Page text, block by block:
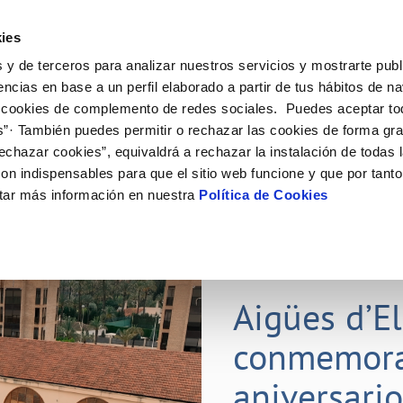
y de terceros para analizar nuestros servicios y mostrarte
en base a un perfil elaborado a partir de tus hábitos de
de complemento de redes sociales. Puedes aceptar
También puedes permitir o rechazar las cookies de forma
cookies”, equivaldrá a rechazar la instalación de todas
indispensables para que el sitio web funcione y que por
más información en nuestra Política de Cookies
de titular
de suministro
MODIFICACIÓN DE DATOS
Actualizar datos bancarios
Actualizar datos de
VER TODAS LAS GESTIONES
Tu Servicio
AL CLIENTE
contacto
y afectaciones
e impresos
COMPROMISO DE SERVICIO
Carta de compromisos
Customer Counsel (Defensa del
Tu Agua
del agua
consumidor
CUIDADOS DEL AGUA
Consejos de ahorro
Depósitos comunitarios
Conócenos
DE GESTIÓN Y CERTIFICADOS
MEDIDAS ANTIFRAUDE
PERFIL DEL CONTRATANTE
Plataforma de contratación del
público
Portal del proveedor
Aigües